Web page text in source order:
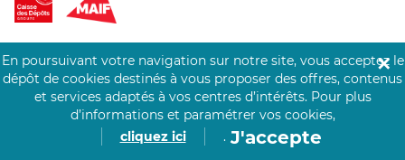
EXPERTS À VOTRE ÉCOUTE
Un besoin de recrutement ? Click&Care vous accompagne par
Être rappelé aujourd'hui
En poursuivant votre navigation sur notre site, vous acceptez le
dépôt de cookies destinés à vous proposer des offres, contenus
et services adaptés à vos centres d’intérêts. Pour plus
d’informations et paramétrer vos cookies,
cliquez ici
. J'accepte
✕